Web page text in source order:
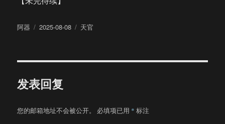
作
阿器
发
2025-08-08
分
天官
发表回复
您的邮箱地址不会被公开。 必填项已用 * 标注